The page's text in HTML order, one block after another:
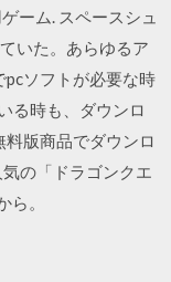
ーム. スペースシュ
いた。あらゆるア
pcソフトが必要な時
る時も、ダウンロ
版商品でダウンロ
の「ドラゴンクエ
。